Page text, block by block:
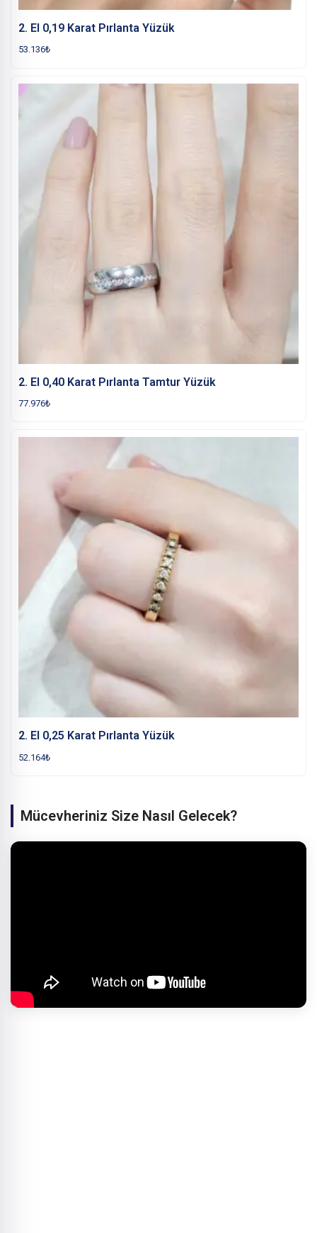
2. El 0,19 Karat Pırlanta Yüzük
53.136₺
2. El 0,40 Karat Pırlanta Tamtur Yüzük
77.976₺
2. El 0,25 Karat Pırlanta Yüzük
52.164₺
Mücevheriniz Size Nasıl Gelecek?